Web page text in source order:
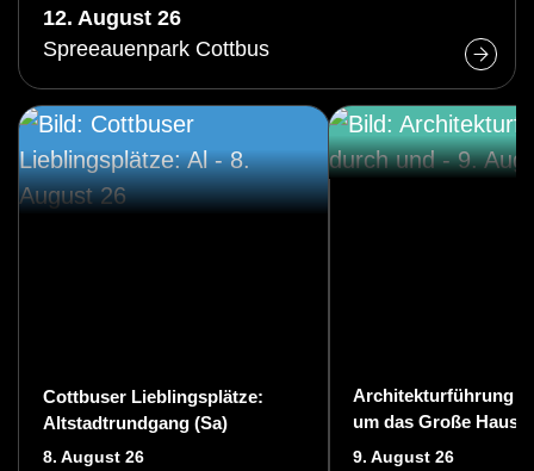
12. August 26
Spreeauenpark Cottbus
Cottbuser Lieblingsplätze:
Altstadtrundgang (Sa)
8. August 26
Architekturführung
um das Große Haus
Staatstheaters
9. August 26